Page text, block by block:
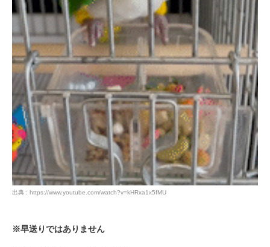
出典 : https://www.youtube.com/watch?v=kHRxa1x5fMU
※早送りではありません